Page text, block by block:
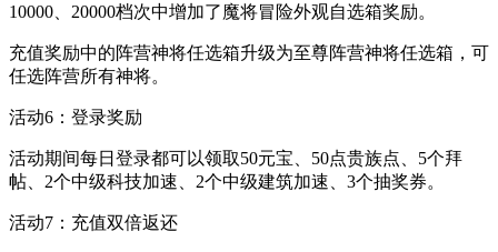
10000、20000档次中增加了魔将冒险外观自选箱奖励。
充值奖励中的阵营神将任选箱升级为至尊阵营神将任选箱，可
任选阵营所有神将。
活动6：登录奖励
活动期间每日登录都可以领取50元宝、50点贵族点、5个拜
帖、2个中级科技加速、2个中级建筑加速、3个抽奖券。
活动7：充值双倍返还